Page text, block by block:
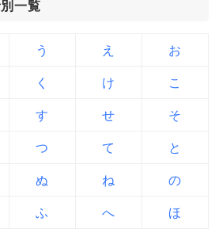
一覧
う え お
く け こ
す せ そ
つ て と
ぬ ね の
ふ へ ほ